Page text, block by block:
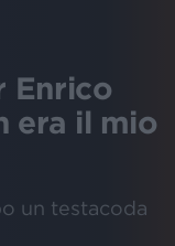
Enrico
era il mio
un testacoda